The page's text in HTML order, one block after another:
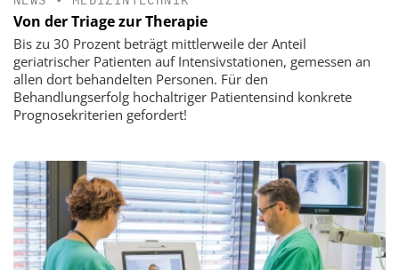
Von der Triage zur Therapie
Bis zu 30 Prozent beträgt mittlerweile der Anteil
geriatrischer Patienten auf Intensivstationen, gemessen an
allen dort behandelten Personen. Für den
Behandlungserfolg hochaltriger Patientensind konkrete
Prognosekriterien gefordert!